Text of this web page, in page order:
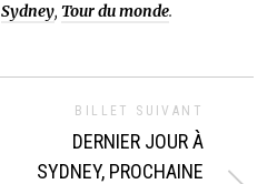
Sydney, Tour du monde.
BILLET SUIVANT
DERNIER JOUR À
SYDNEY, PROCHAINE